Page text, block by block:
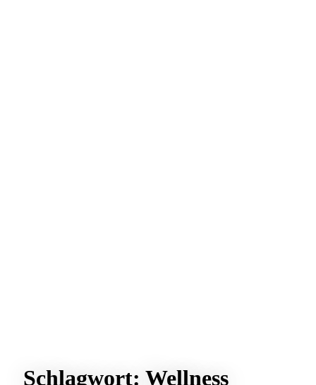
Schlagwort: Wellness